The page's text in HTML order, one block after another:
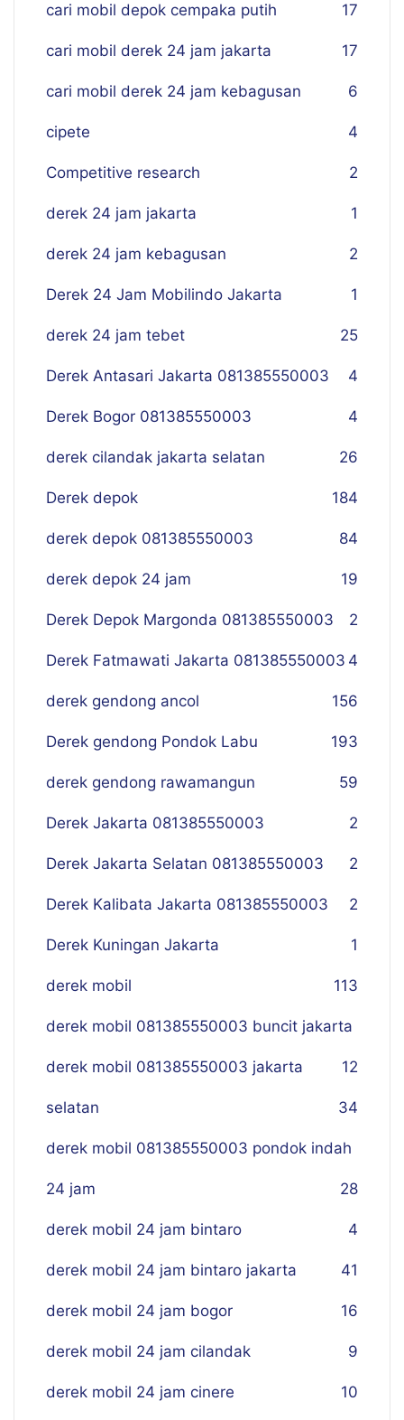
cari mobil depok cempaka putih 17
cari mobil derek 24 jam jakarta 17
cari mobil derek 24 jam kebagusan 6
cipete 4
Competitive research 2
derek 24 jam jakarta 1
derek 24 jam kebagusan 2
Derek 24 Jam Mobilindo Jakarta 1
derek 24 jam tebet 25
Derek Antasari Jakarta 081385550003 4
Derek Bogor 081385550003 4
derek cilandak jakarta selatan 26
Derek depok 184
derek depok 081385550003 84
derek depok 24 jam 19
Derek Depok Margonda 081385550003 2
Derek Fatmawati Jakarta 081385550003 4
derek gendong ancol 156
Derek gendong Pondok Labu 193
derek gendong rawamangun 59
Derek Jakarta 081385550003 2
Derek Jakarta Selatan 081385550003 2
Derek Kalibata Jakarta 081385550003 2
Derek Kuningan Jakarta 1
derek mobil 113
derek mobil 081385550003 buncit jakarta
12
derek mobil 081385550003 jakarta
selatan 34
derek mobil 081385550003 pondok indah
24 jam 28
derek mobil 24 jam bintaro 4
derek mobil 24 jam bintaro jakarta 41
derek mobil 24 jam bogor 16
derek mobil 24 jam cilandak 9
derek mobil 24 jam cinere 10